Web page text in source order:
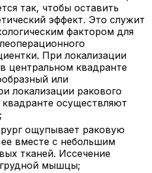
так, чтобы оставить
эффект. Это служит
фактором для
При локализации
центральном квадранте
или
локализации ракового
осуществляют
ощупывает раковую
вместе с небольшим
тканей. Иссечение
мышцы;